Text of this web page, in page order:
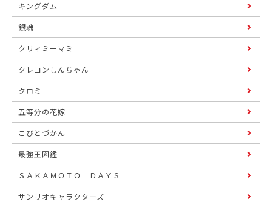
キングダム
銀魂
クリィミーマミ
クレヨンしんちゃん
クロミ
五等分の花嫁
こびとづかん
最強王図鑑
ＳＡＫＡＭＯＴＯ ＤＡＹＳ
サンリオキャラクターズ